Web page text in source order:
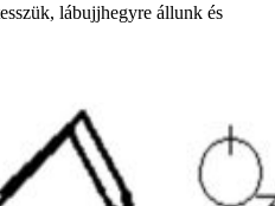
lábujjhegyre állunk és